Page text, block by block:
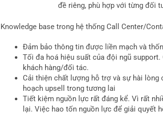
đề riêng, phù hợp với từng đối
Knowledge base trong hệ thống Call Center/
Đảm bảo thông tin được liền mạch và
Tối đa hoá hiệu suất của đội ngũ
khách hàng/đối tác.
Cải thiện chất lượng hỗ trợ và sự hài
hoạch upsell trong tương lai
Tiết kiệm nguồn lực rất đáng kể. Vì rất
lại. Việc hao tốn nguồn lực để giải quyết